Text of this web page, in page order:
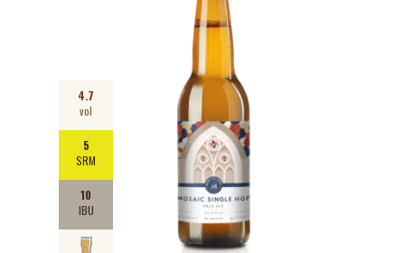
4.7
vol
5
SRM
10
IBU